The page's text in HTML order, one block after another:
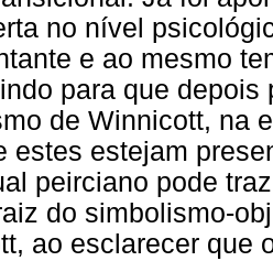
no nível
e ao mesmo
para que
de Winnicott, na
estes estejam
peirciano pode
do simbolismo-
ao esclarecer que